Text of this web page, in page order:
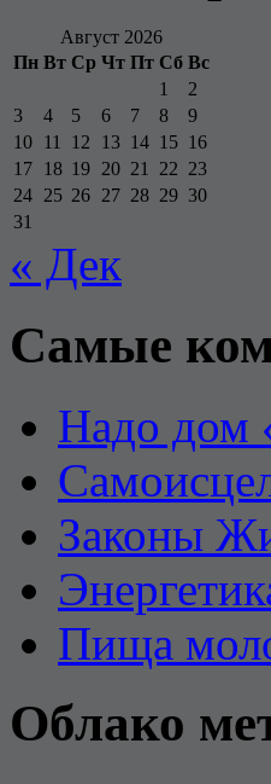
Август 2026
Пн Вт Ср Чт Пт Сб Вс
1
2
3
4 5 6 7 8
9
10 11 12 13 14 15 16
17 18 19 20 21 22 23
24 25 26 27 28 29 30
31
« Дек
Самые
Надо дом
Законы
Пища
Облако